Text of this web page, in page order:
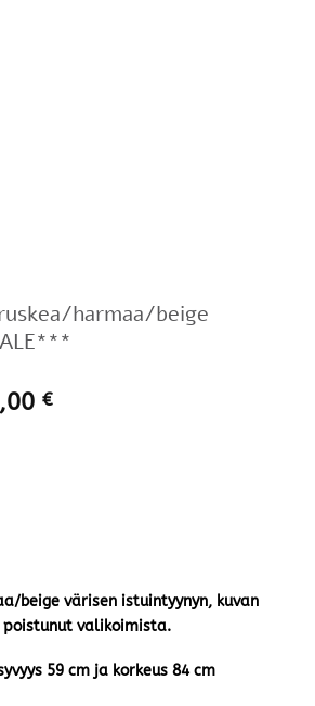
harmaa/beige
€
beige värisen istuintyynyn, kuvan
poistunut valikoimista.
59 cm ja korkeus 84 cm